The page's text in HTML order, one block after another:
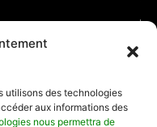
utilisons des technologies
aux informations des
nous permettra de